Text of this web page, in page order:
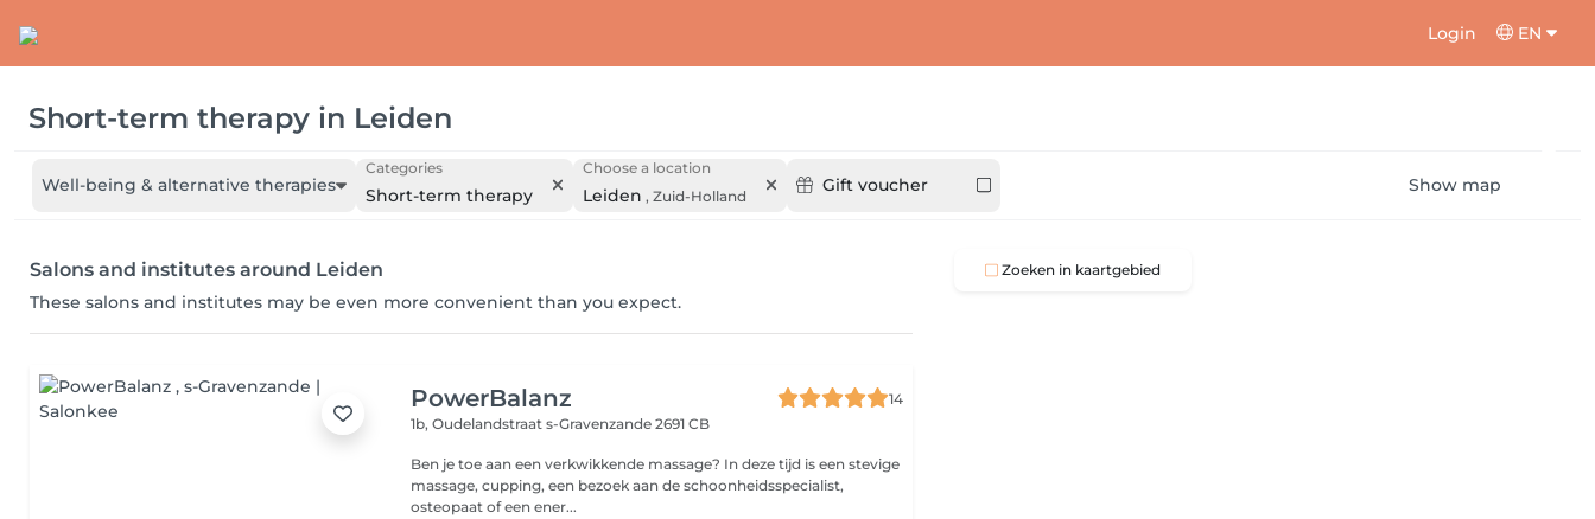
Login EN
Short-term therapy in Leiden
Well-being & alternative therapies
Categories
Short-term therapy
Choose a location
Leiden ,Zuid-Holland
Gift voucher Show map
Salons and institutes around Leiden
These salons and institutes may be even more convenient than you expect.
PowerBalanz
14
1b, Oudelandstraats-Gravenzande 2691 CB
Ben je toe aan een verkwikkende massage? In deze tijd is een stevige
massage, cupping, een bezoek aan de schoonheidsspecialist,
osteopaat of een ener...
Zoeken in kaartgebied